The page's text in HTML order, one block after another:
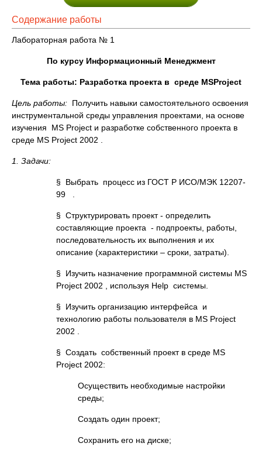
Содержание работы
Лабораторная работа № 1
По курсу Информационный Менеджмент
Тема работы: Разработка проекта в среде MSProject
Цель работы: Получить навыки самостоятельного освоения
инcтрументальной среды управления проектами, на основе
изучения MS Project и разработке собственного проекта в
среде MS Project 2002 .
1. Задачи:
§ Выбрать процесс из ГОСТ Р ИСО/МЭК 12207-
99 .
§ Структурировать проект - определить
составляющие проекта - подпроекты, работы,
последовательность их выполнения и их
описание (характеристики – сроки, затраты).
§ Изучить назначение программной системы MS
Project 2002 , используя Help системы.
§ Изучить организацию интерфейса и
технологию работы пользователя в MS Project
2002 .
§ Создать собственный проект в среде MS
Project 2002:
Осуществить необходимые настройки
среды;
Создать один проект;
Сохранить его на диске;